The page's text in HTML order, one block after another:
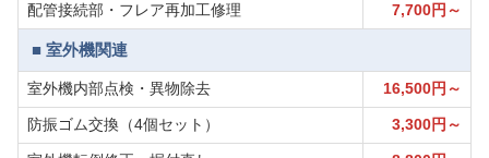
配管接続部・フレア再加工修理 7,700円～
■ 室外機関連
室外機内部点検・異物除去 16,500円～
防振ゴム交換（4個セット） 3,300円～